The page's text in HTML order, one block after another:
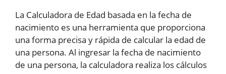
La Calculadora de Edad basada en la fecha de
nacimiento es una herramienta que proporciona
una forma precisa y rápida de calcular la edad de
una persona. Al ingresar la fecha de nacimiento
de una persona, la calculadora realiza los cálculos